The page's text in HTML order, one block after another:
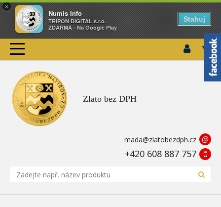
×
Numis Info
TRIPON DIGITAL s.r.o.
ZDARMA - Na Google Play
Stahuj
Zlato bez DPH
mada@zlatobezdph.cz @
+420 608 887 757